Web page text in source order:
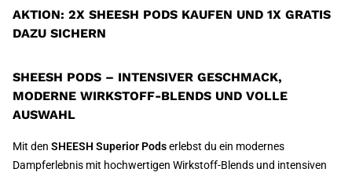
AKTION: 2X SHEESH PODS KAUFEN UND 1X GRATIS
DAZU SICHERN
SHEESH PODS – INTENSIVER GESCHMACK,
MODERNE WIRKSTOFF-BLENDS UND VOLLE
AUSWAHL
Mit den SHEESH Superior Podserlebst du ein modernes
Dampferlebnis mit hochwertigen Wirkstoff-Blends und intensiven